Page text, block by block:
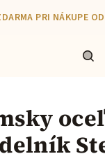
PRI NÁKUPE